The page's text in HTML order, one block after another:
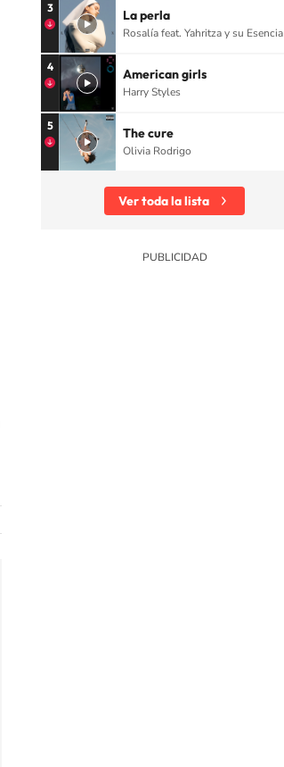
3 La perla
Rosalía feat. Yahritza y su Esencia
4 American girls
Harry Styles
5 The cure
Olivia Rodrigo
Ver toda la lista